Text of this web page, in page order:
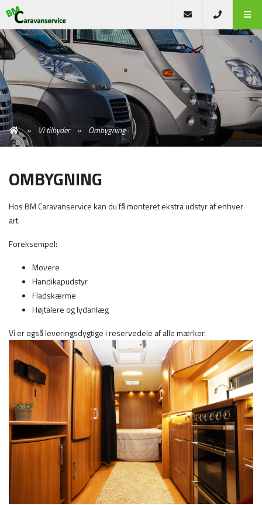
Vi tilbyder Ombygning
OMBYGNING
Hos BM Caravanservice kan du få monteret ekstra udstyr af enhver
art.
Foreksempel:
Movere
Handikapudstyr
Fladskærme
Højtalere og lydanlæg
Vi er også leveringsdygtige i reservedele af alle mærker.